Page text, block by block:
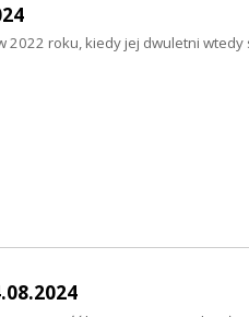
2022 roku, kiedy jej dwuletni